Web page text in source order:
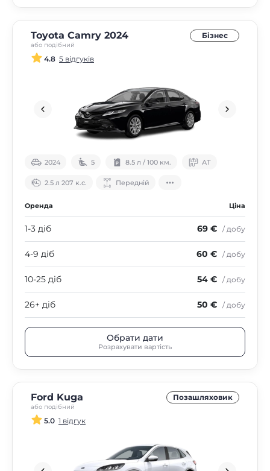
Toyota Camry 2024
або подібний
Бізнес
4.8 5 відгуків
2024 5 8.5 л / 100 км. АТ
2.5 л 207 к.с. Передній
Оренда Ціна
1-3 діб 69 € / добу
4-9 діб 60 € / добу
10-25 діб 54 € / добу
26+ діб 50 € / добу
Обрати дати
Розрахувати вартість
Ford Kuga
або подібний
Позашляховик
5.0 1 відгук